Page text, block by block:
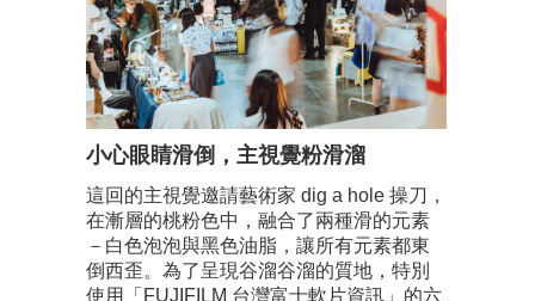
小心眼睛滑倒，主視覺粉滑溜
這回的主視覺邀請藝術家 dig a hole 操刀，
在漸層的桃粉色中，融合了兩種滑的元素
－白色泡泡與黑色油脂，讓所有元素都東
倒西歪。為了呈現谷溜谷溜的質地，特別
使用「FUJIFILM 台灣富士軟片資訊」的六